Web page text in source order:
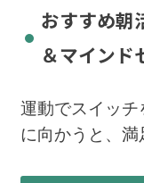
おすすめ朝
＆マインド
運動でスイッチ
に向かうと、満